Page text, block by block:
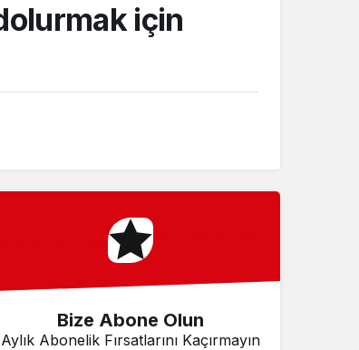
için
Bize Abone Olun
Aylık Abonelik Fırsatlarını Kaçırmayın